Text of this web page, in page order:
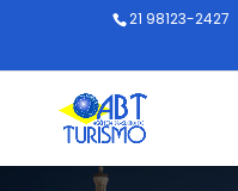
21 98123-2427